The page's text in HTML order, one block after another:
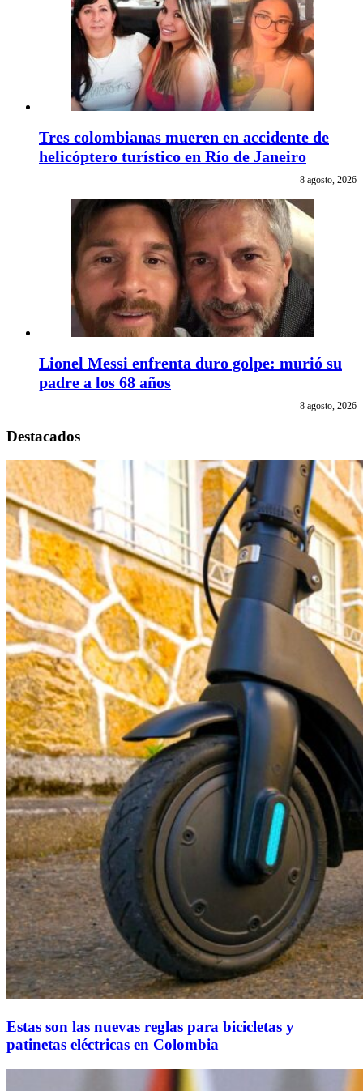
Tres colombianas mueren en accidente de
helicóptero turístico en Río de Janeiro
8 agosto, 2026
Lionel Messi enfrenta duro golpe: murió su
padre a los 68 años
8 agosto, 2026
Destacados
Estas son las nuevas reglas para bicicletas y
patinetas eléctricas en Colombia